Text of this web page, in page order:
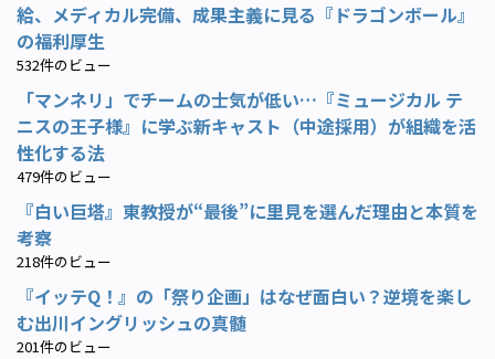
給、メディカル完備、成果主義に見る『ドラゴンボール』
の福利厚生
532件のビュー
「マンネリ」でチームの士気が低い…『ミュージカル テ
ニスの王子様』に学ぶ新キャスト（中途採用）が組織を活
性化する法
479件のビュー
『白い巨塔』東教授が“最後”に里見を選んだ理由と本質を
考察
218件のビュー
『イッテQ！』の「祭り企画」はなぜ面白い？逆境を楽し
む出川イングリッシュの真髄
201件のビュー